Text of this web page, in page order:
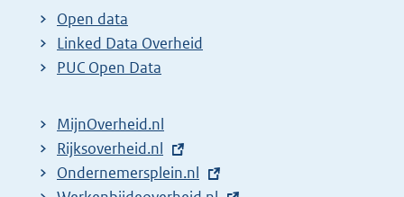
t
e
r
l
i
n
Open data
Linked Data Overheid
PUC Open Data
MijnOverheid.nl
E
x
Rijksoverheid.nl
E
Ondernemersplein.nl